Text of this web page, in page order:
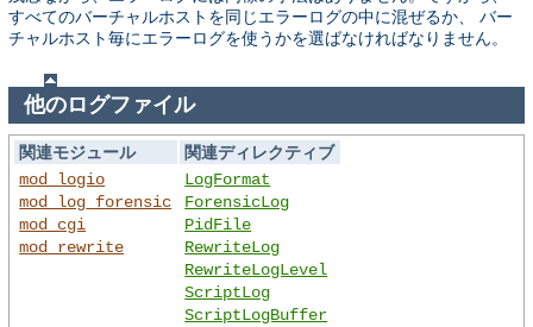
すべてのバーチャルホストを同じエラーログの中に混ぜるか、 バー
チャルホスト毎にエラーログを使うかを選ばなければなりません。
他のログファイル
関連モジュール
関連ディレクティブ
mod_logio
mod_log_forensic
mod_cgi
mod_rewrite
LogFormat
ForensicLog
PidFile
RewriteLog
RewriteLogLevel
ScriptLog
ScriptLogBuffer